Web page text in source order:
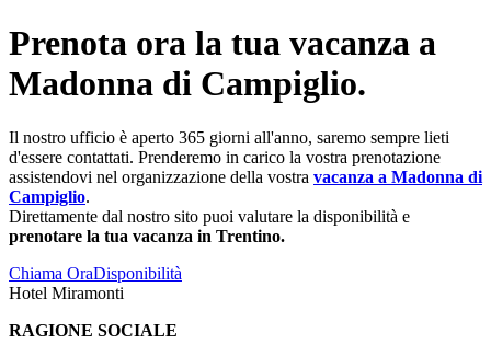
Prenota ora la tua vacanza a
Madonna di Campiglio.
Il nostro ufficio è aperto 365 giorni all'anno, saremo sempre lieti
d'essere contattati. Prenderemo in carico la vostra prenotazione
assistendovi nel organizzazione della vostra vacanza a Madonna di
Campiglio.
Direttamente dal nostro sito puoi valutare la disponibilità e
prenotare la tua vacanza in Trentino.
Chiama OraDisponibilità
Hotel Miramonti
RAGIONE SOCIALE